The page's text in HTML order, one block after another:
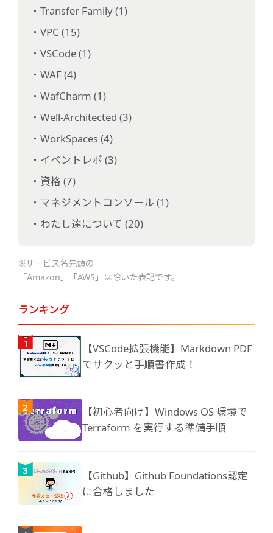
Transfer Family (1)
VPC (15)
VSCode (1)
WAF (4)
WafCharm (1)
Well-Architected (3)
WorkSpaces (4)
イベントレポ (3)
資格 (7)
マネジメントコンソール (1)
わたし達について (20)
※サービス名先頭の
「Amazon」「AWS」は除いた表記です。
ランキング
【VSCode拡張機能】Markdown PDF
でサクッと手順書作成！
【初心者向け】Windows OS 環境で
Terraform を実行する準備手順
【Github】Github Foundations認定
に合格しました